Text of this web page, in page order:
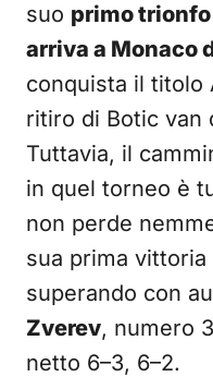
suo primo
arriva a Monaco
conquista il titolo
ritiro di Botic van
Tuttavia, il
in quel torneo è
non perde
sua prima
superando con
Zverev, numero
netto 6–3, 6–2.